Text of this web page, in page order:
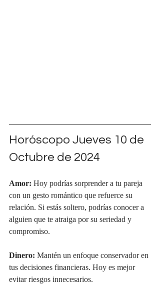
Horóscopo Jueves 10 de
Octubre de 2024
Amor: Hoy podrías sorprender a tu pareja
con un gesto romántico que refuerce su
relación. Si estás soltero, podrías conocer a
alguien que te atraiga por su seriedad y
compromiso.
Dinero: Mantén un enfoque conservador en
tus decisiones financieras. Hoy es mejor
evitar riesgos innecesarios.